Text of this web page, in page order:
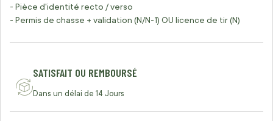
- Pièce d'identité recto / verso
- Permis de chasse + validation (N/N-1) OU licence de tir (N)
SATISFAIT OU REMBOURSÉ
Dans un délai de 14 Jours